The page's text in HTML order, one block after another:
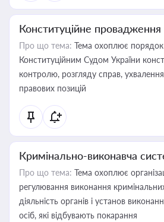
Конституційне провадження
Про що тема: Тема охоплює порядок
Конституційним Судом України
контролю, розгляду справ,
правових позицій
Кримінально-виконавча
Про що тема: Тема охоплює
регулювання виконання
діяльність органів і установ
осіб, які відбувають покарання